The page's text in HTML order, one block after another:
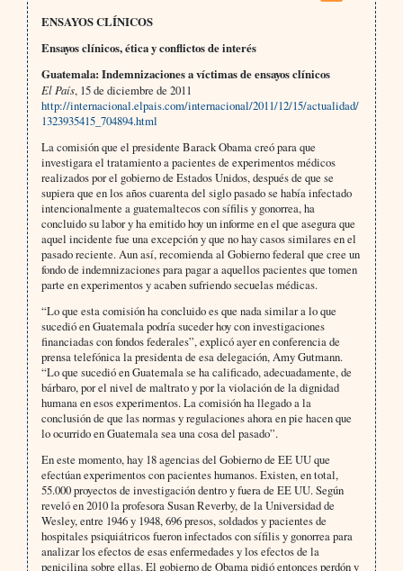
ENSAYOS CLÍNICOS
Ensayos clínicos, ética y conflictos de interés
Guatemala: Indemnizaciones a víctimas de ensayos clínicos
El País, 15 de diciembre de 2011
http://internacional.elpais.com/internacional/2011/12/15/actualidad/
1323935415_704894.html
La comisión que el presidente Barack Obama creó para que
investigara el tratamiento a pacientes de experimentos médicos
realizados por el gobierno de Estados Unidos, después de que se
supiera que en los años cuarenta del siglo pasado se había infectado
intencionalmente a guatemaltecos con sífilis y gonorrea, ha
concluido su labor y ha emitido hoy un informe en el que asegura que
aquel incidente fue una excepción y que no hay casos similares en el
pasado reciente. Aun así, recomienda al Gobierno federal que cree un
fondo de indemnizaciones para pagar a aquellos pacientes que tomen
parte en experimentos y acaben sufriendo secuelas médicas.
“Lo que esta comisión ha concluido es que nada similar a lo que
sucedió en Guatemala podría suceder hoy con investigaciones
financiadas con fondos federales”, explicó ayer en conferencia de
prensa telefónica la presidenta de esa delegación, Amy Gutmann.
“Lo que sucedió en Guatemala se ha calificado, adecuadamente, de
bárbaro, por el nivel de maltrato y por la violación de la dignidad
humana en esos experimentos. La comisión ha llegado a la
conclusión de que las normas y regulaciones ahora en pie hacen que
lo ocurrido en Guatemala sea una cosa del pasado”.
En este momento, hay 18 agencias del Gobierno de EE UU que
efectúan experimentos con pacientes humanos. Existen, en total,
55.000 proyectos de investigación dentro y fuera de EE UU. Según
reveló en 2010 la profesora Susan Reverby, de la Universidad de
Wesley, entre 1946 y 1948, 696 presos, soldados y pacientes de
hospitales psiquiátricos fueron infectados con sífilis y gonorrea para
analizar los efectos de esas enfermedades y los efectos de la
penicilina sobre ellas. El gobierno de Obama pidió entonces perdón y